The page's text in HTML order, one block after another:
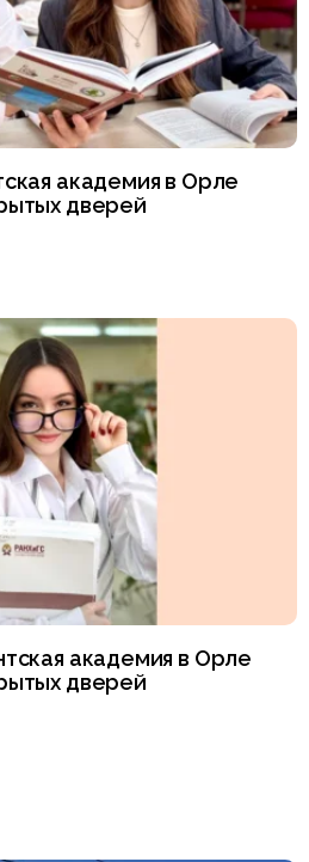
академия в Орле
дверей
академия в Орле
дверей